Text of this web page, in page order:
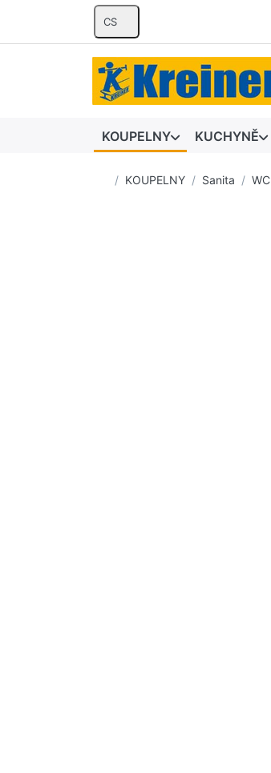
CS
KOUPELNY KUCHYNĚ
Domovská stránka
KOUPELNY Sanita WC